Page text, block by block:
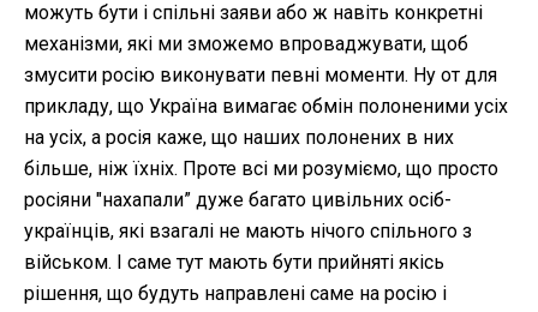
можуть бути і спільні заяви або ж навіть конкретні
механізми, які ми зможемо впроваджувати, щоб
змусити росію виконувати певні моменти. Ну от для
прикладу, що Україна вимагає обмін полоненими усіх
на усіх, а росія каже, що наших полонених в них
більше, ніж їхніх. Проте всі ми розуміємо, що просто
росіяни "нахапали” дуже багато цивільних осіб-
українців, які взагалі не мають нічого спільного з
військом. І саме тут мають бути прийняті якісь
рішення, що будуть направлені саме на росію і